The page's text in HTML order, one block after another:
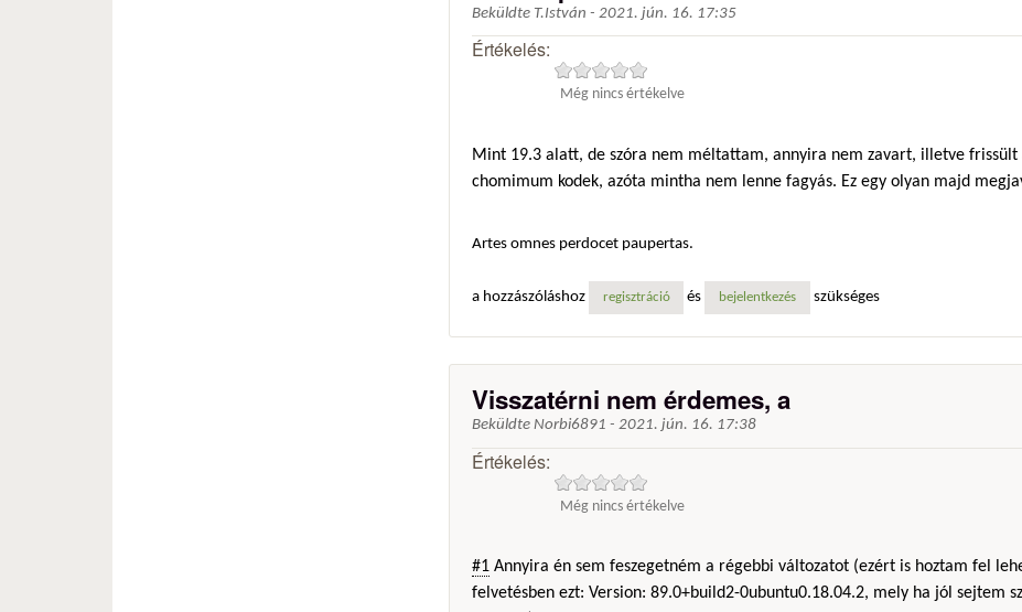
Beküldte T.István - 2021. jún. 16. 17:35
Értékelés:
Még nincs értékelve
Mint 19.3 alatt, de szóra nem méltattam, annyira nem zavart, illetve frissült
chomimum kodek, azóta mintha nem lenne fagyás. Ez egy olyan majd
Artes omnes perdocet paupertas.
a hozzászóláshoz regisztráció és bejelentkezés szükséges
Visszatérni nem érdemes, a
Beküldte Norbi6891 - 2021. jún. 16. 17:38
Értékelés:
Még nincs értékelve
#1 Annyira én sem feszegetném a régebbi változatot (ezért is hoztam fel
felvetésben ezt: Version: 89.0+build2-0ubuntu0.18.04.2, mely ha jól sejtem